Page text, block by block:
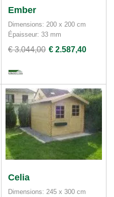
Ember
Dimensions: 200 x 200 cm
Épaisseur: 33 mm
€ 3.044,00 € 2.587,40
Celia
Dimensions: 245 x 300 cm